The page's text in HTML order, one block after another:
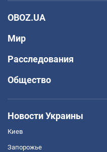
OBOZ.UA
Мир
Расследования
Общество
Новости Украины
Киев
Запорожье